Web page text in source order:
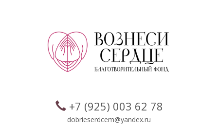
+7 (925) 003 62 78
dobrieserdcem@yandex.ru